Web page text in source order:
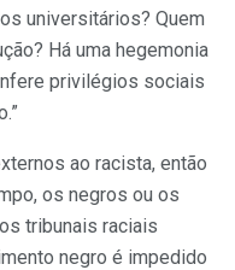
universitários? Quem
Há uma hegemonia
privilégios sociais
ao racista, então
os negros ou os
tribunais raciais
negro é impedido